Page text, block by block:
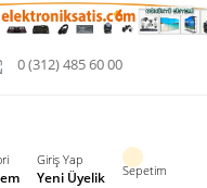
0 (312) 485 60 00
Giriş Yap
Yeni Üyelik Sepetim